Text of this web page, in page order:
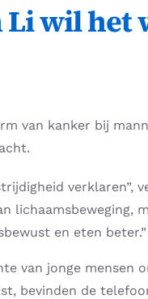
wil het
van kanker bij
en eten beter.”
van jonge
bevinden de